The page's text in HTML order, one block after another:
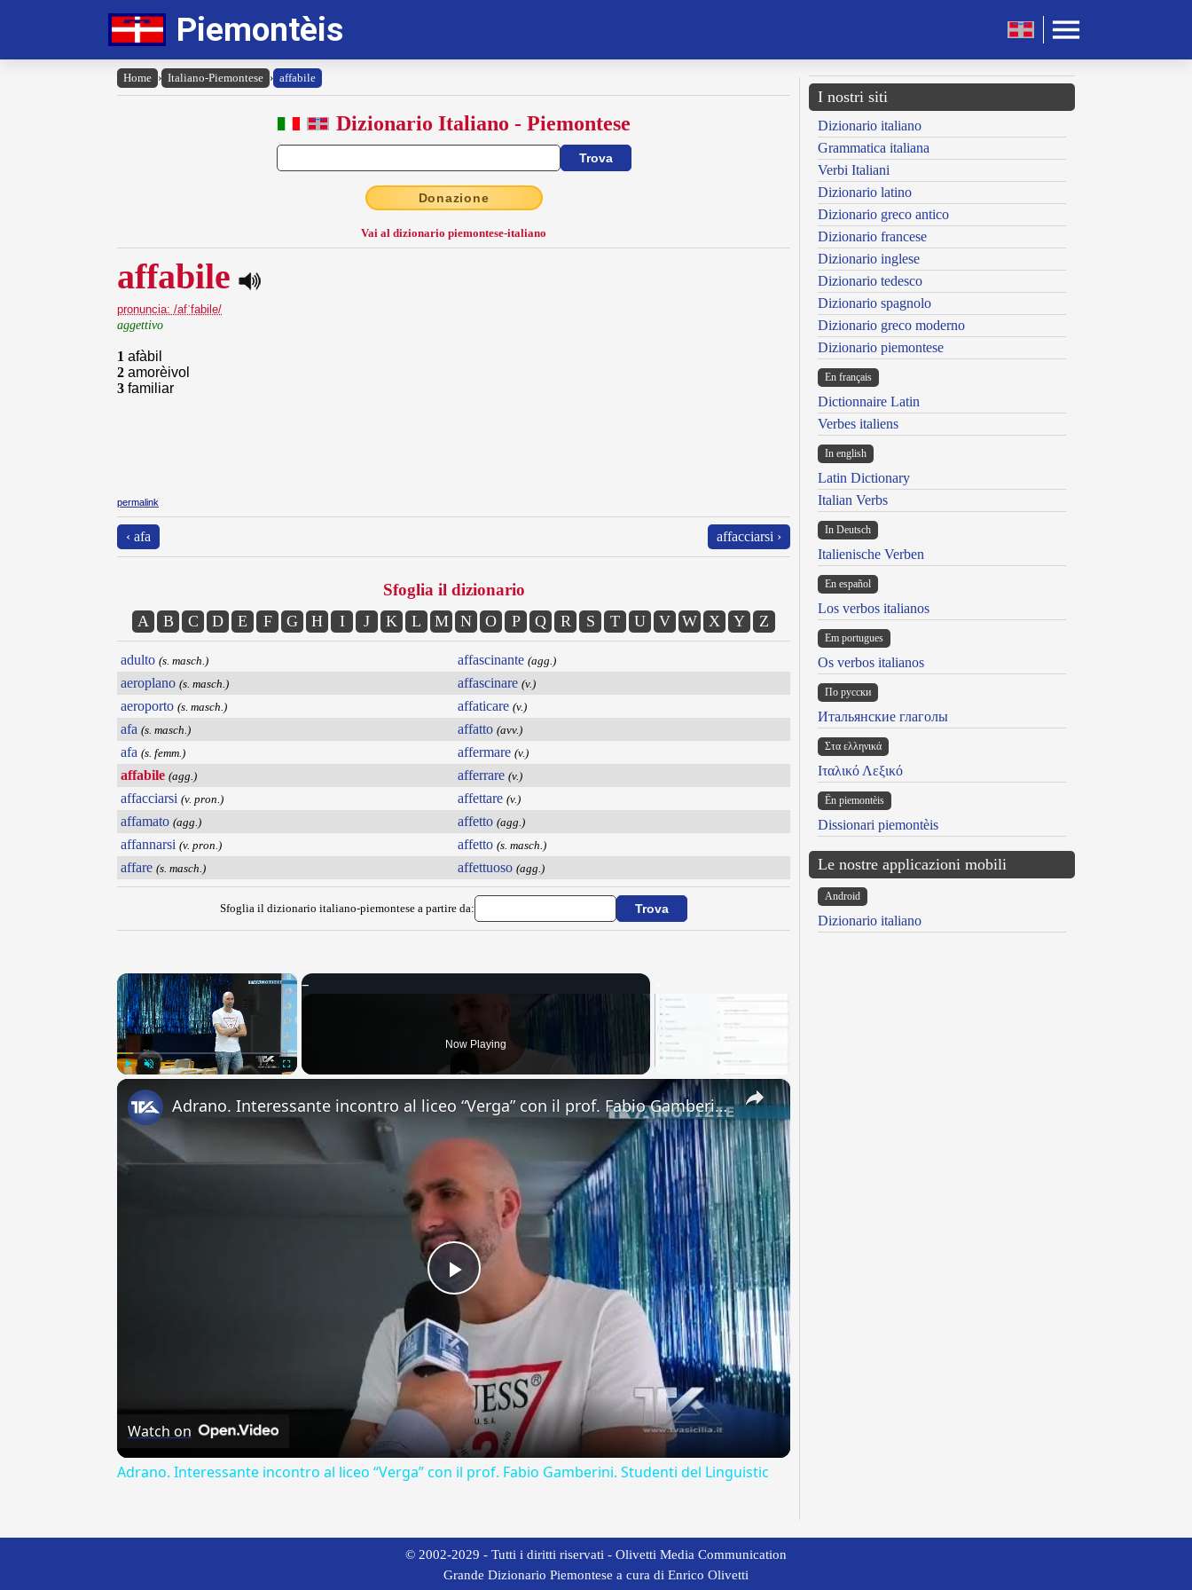
Piemontèis
Home › Italiano-Piemontese › affabile
Dizionario Italiano - Piemontese
Donazione
Vai al dizionario piemontese-italiano
affabile
pronuncia: /afˈfabile/
aggettivo
1 afàbil
2 amorèivol
3 familiar
permalink
‹ afa affacciarsi ›
Sfoglia il dizionario
A B C D E F G H I J K L M N O P Q R S T U V W X Y Z
adulto (s. masch.)
aeroplano (s. masch.)
aeroporto (s. masch.)
afa (s. masch.)
afa (s. femm.)
affabile (agg.)
affacciarsi (v. pron.)
affamato (agg.)
affannarsi (v. pron.)
affare (s. masch.)
affascinante (agg.)
affascinare (v.)
affaticare (v.)
affatto (avv.)
affermare (v.)
afferrare (v.)
affettare (v.)
affetto (agg.)
affetto (s. masch.)
affettuoso (agg.)
Sfoglia il dizionario italiano-piemontese a partire da:
×
Now Playing
×
Play
Video
Adrano. Interessante incontro al liceo “Verga” con il prof. Fabio Gamberini. Studenti del Linguistic
Watch on
Adrano. Interessante incontro al liceo “Verga” con il prof. Fabio Gamberini. Studenti del Linguistic
I nostri siti
Dizionario italiano
Grammatica italiana
Verbi Italiani
Dizionario latino
Dizionario greco antico
Dizionario francese
Dizionario inglese
Dizionario tedesco
Dizionario spagnolo
Dizionario greco moderno
Dizionario piemontese
En français
Dictionnaire Latin
Verbes italiens
In english
Latin Dictionary
Italian Verbs
In Deutsch
Italienische Verben
En español
Los verbos italianos
Em portugues
Os verbos italianos
По русски
Итальянские глаголы
Στα ελληνικά
Ιταλικό Λεξικό
Ën piemontèis
Dissionari piemontèis
Le nostre applicazioni mobili
Android
Dizionario italiano
© 2002-2029 - Tutti i diritti riservati - Olivetti Media Communication
Grande Dizionario Piemontese a cura di Enrico Olivetti